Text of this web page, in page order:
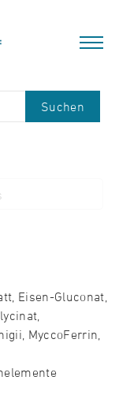
Suchen
Eisen-Gluconat,
MyccoFerrin,